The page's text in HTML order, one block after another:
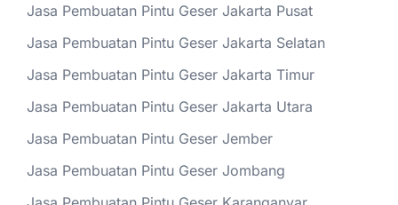
Jasa Pembuatan Pintu Geser Jakarta Pusat
Jasa Pembuatan Pintu Geser Jakarta Selatan
Jasa Pembuatan Pintu Geser Jakarta Timur
Jasa Pembuatan Pintu Geser Jakarta Utara
Jasa Pembuatan Pintu Geser Jember
Jasa Pembuatan Pintu Geser Jombang